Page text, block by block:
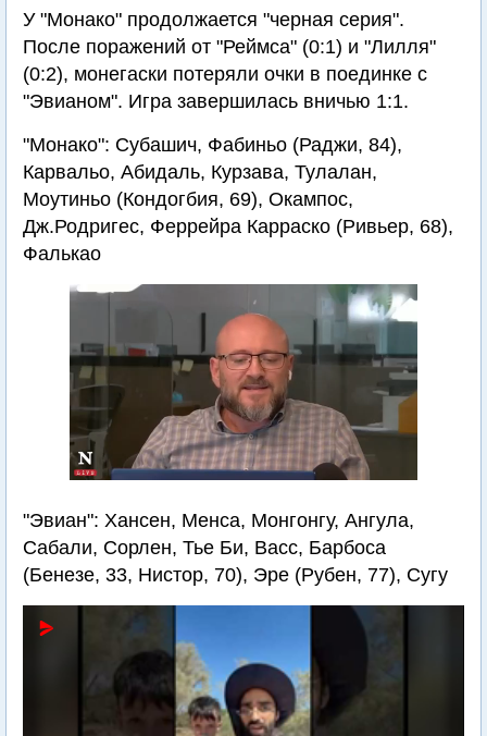
У "Монако" продолжается "черная серия".
После поражений от "Реймса" (0:1) и "Лилля"
(0:2), монегаски потеряли очки в поединке с
"Эвианом". Игра завершилась вничью 1:1.
"Монако": Субашич, Фабиньо (Раджи, 84),
Карвальо, Абидаль, Курзава, Тулалан,
Моутиньо (Кондогбия, 69), Окампос,
Дж.Родригес, Феррейра Карраско (Ривьер, 68),
Фалькао
"Эвиан": Хансен, Менса, Монгонгу, Ангула,
Сабали, Сорлен, Тье Би, Васс, Барбоса
(Бенезе, 33, Нистор, 70), Эре (Рубен, 77), Сугу